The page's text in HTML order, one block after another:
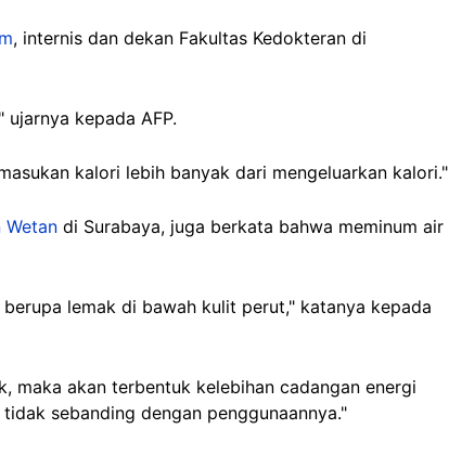
, internis dan dekan Fakultas Kedokteran di
kepada AFP.
kalori lebih banyak dari mengeluarkan kalori."
Wetan di Surabaya, juga berkata bahwa meminum air
lemak di bawah kulit perut," katanya kepada
maka akan terbentuk kelebihan cadangan energi
sebanding dengan penggunaannya."